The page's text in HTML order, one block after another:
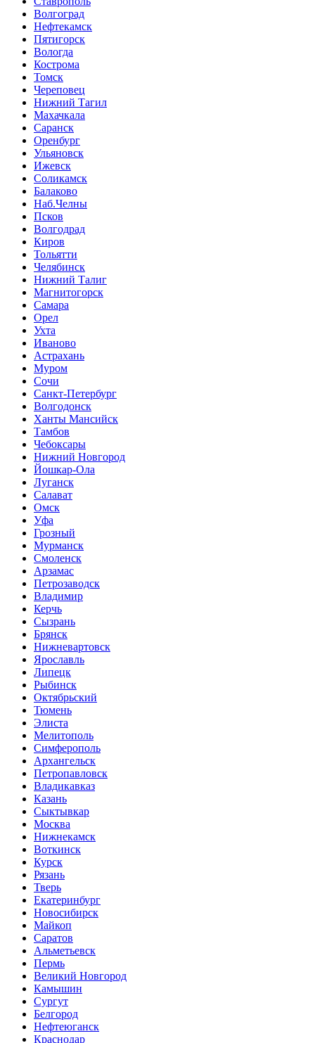
Волгоград
Нефтекамск
Пятигорск
Вологда
Кострома
Томск
Череповец
Нижний Тагил
Махачкала
Саранск
Оренбург
Ульяновск
Ижевск
Соликамск
Балаково
Наб.Челны
Псков
Волгодрад
Киров
Тольятти
Челябинск
Нижний Талиг
Магнитогорск
Самара
Орел
Ухта
Иваново
Астрахань
Муром
Сочи
Санкт-Петербург
Волгодонск
Ханты Мансийск
Тамбов
Чебоксары
Нижний Новгород
Йошкар-Ола
Луганск
Салават
Омск
Уфа
Грозный
Мурманск
Смоленск
Арзамас
Петрозаводск
Владимир
Керчь
Сызрань
Брянск
Нижневартовск
Ярославль
Липецк
Рыбинск
Октябрьский
Тюмень
Элиста
Мелитополь
Симферополь
Архангельск
Петропавловск
Владикавказ
Казань
Сыктывкар
Москва
Нижнекамск
Воткинск
Курск
Рязань
Тверь
Екатеринбург
Новосибирск
Майкоп
Саратов
Альметьевск
Пермь
Великий Новгород
Камышин
Сургут
Белгород
Нефтеюганск
Краснодар